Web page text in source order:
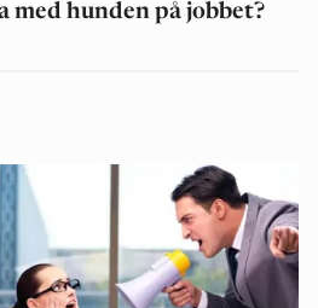
med hunden på jobbet?